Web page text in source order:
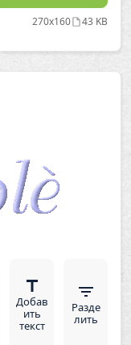
270x160 43 KB
Добав
ить
текст
Разде
лить